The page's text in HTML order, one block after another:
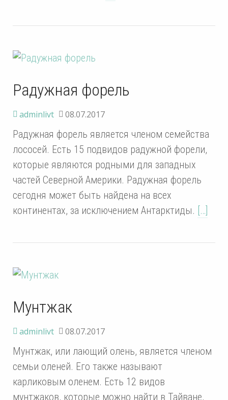
Радужная форель
adminlivt 08.07.2017
Радужная форель является членом семейства
лососей. Есть 15 подвидов радужной форели,
которые являются родными для западных
частей Северной Америки. Радужная форель
сегодня может быть найдена на всех
континентах, за исключением Антарктиды. […]
Мунтжак
adminlivt 08.07.2017
Мунтжак, или лающий олень, является членом
семьи оленей. Его также называют
карликовым оленем. Есть 12 видов
мунтжаков, которые можно найти в Тайване,